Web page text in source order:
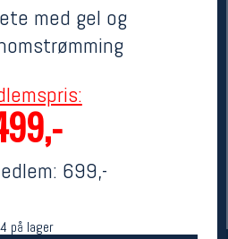
med gel og
699,-
4 på lager
MEDLEM:499,-